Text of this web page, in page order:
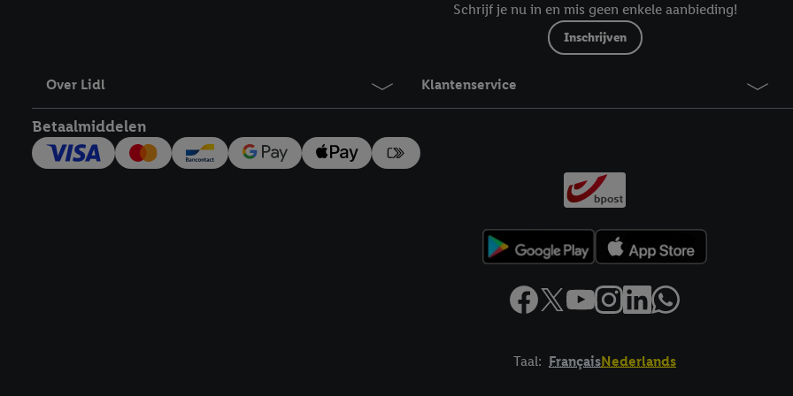
Schrijf je nu in en mis geen enkele aanbieding!
Inschrijven
Over Lidl Klantenservice
Betaalmiddelen
Taal: FrançaisNederlands